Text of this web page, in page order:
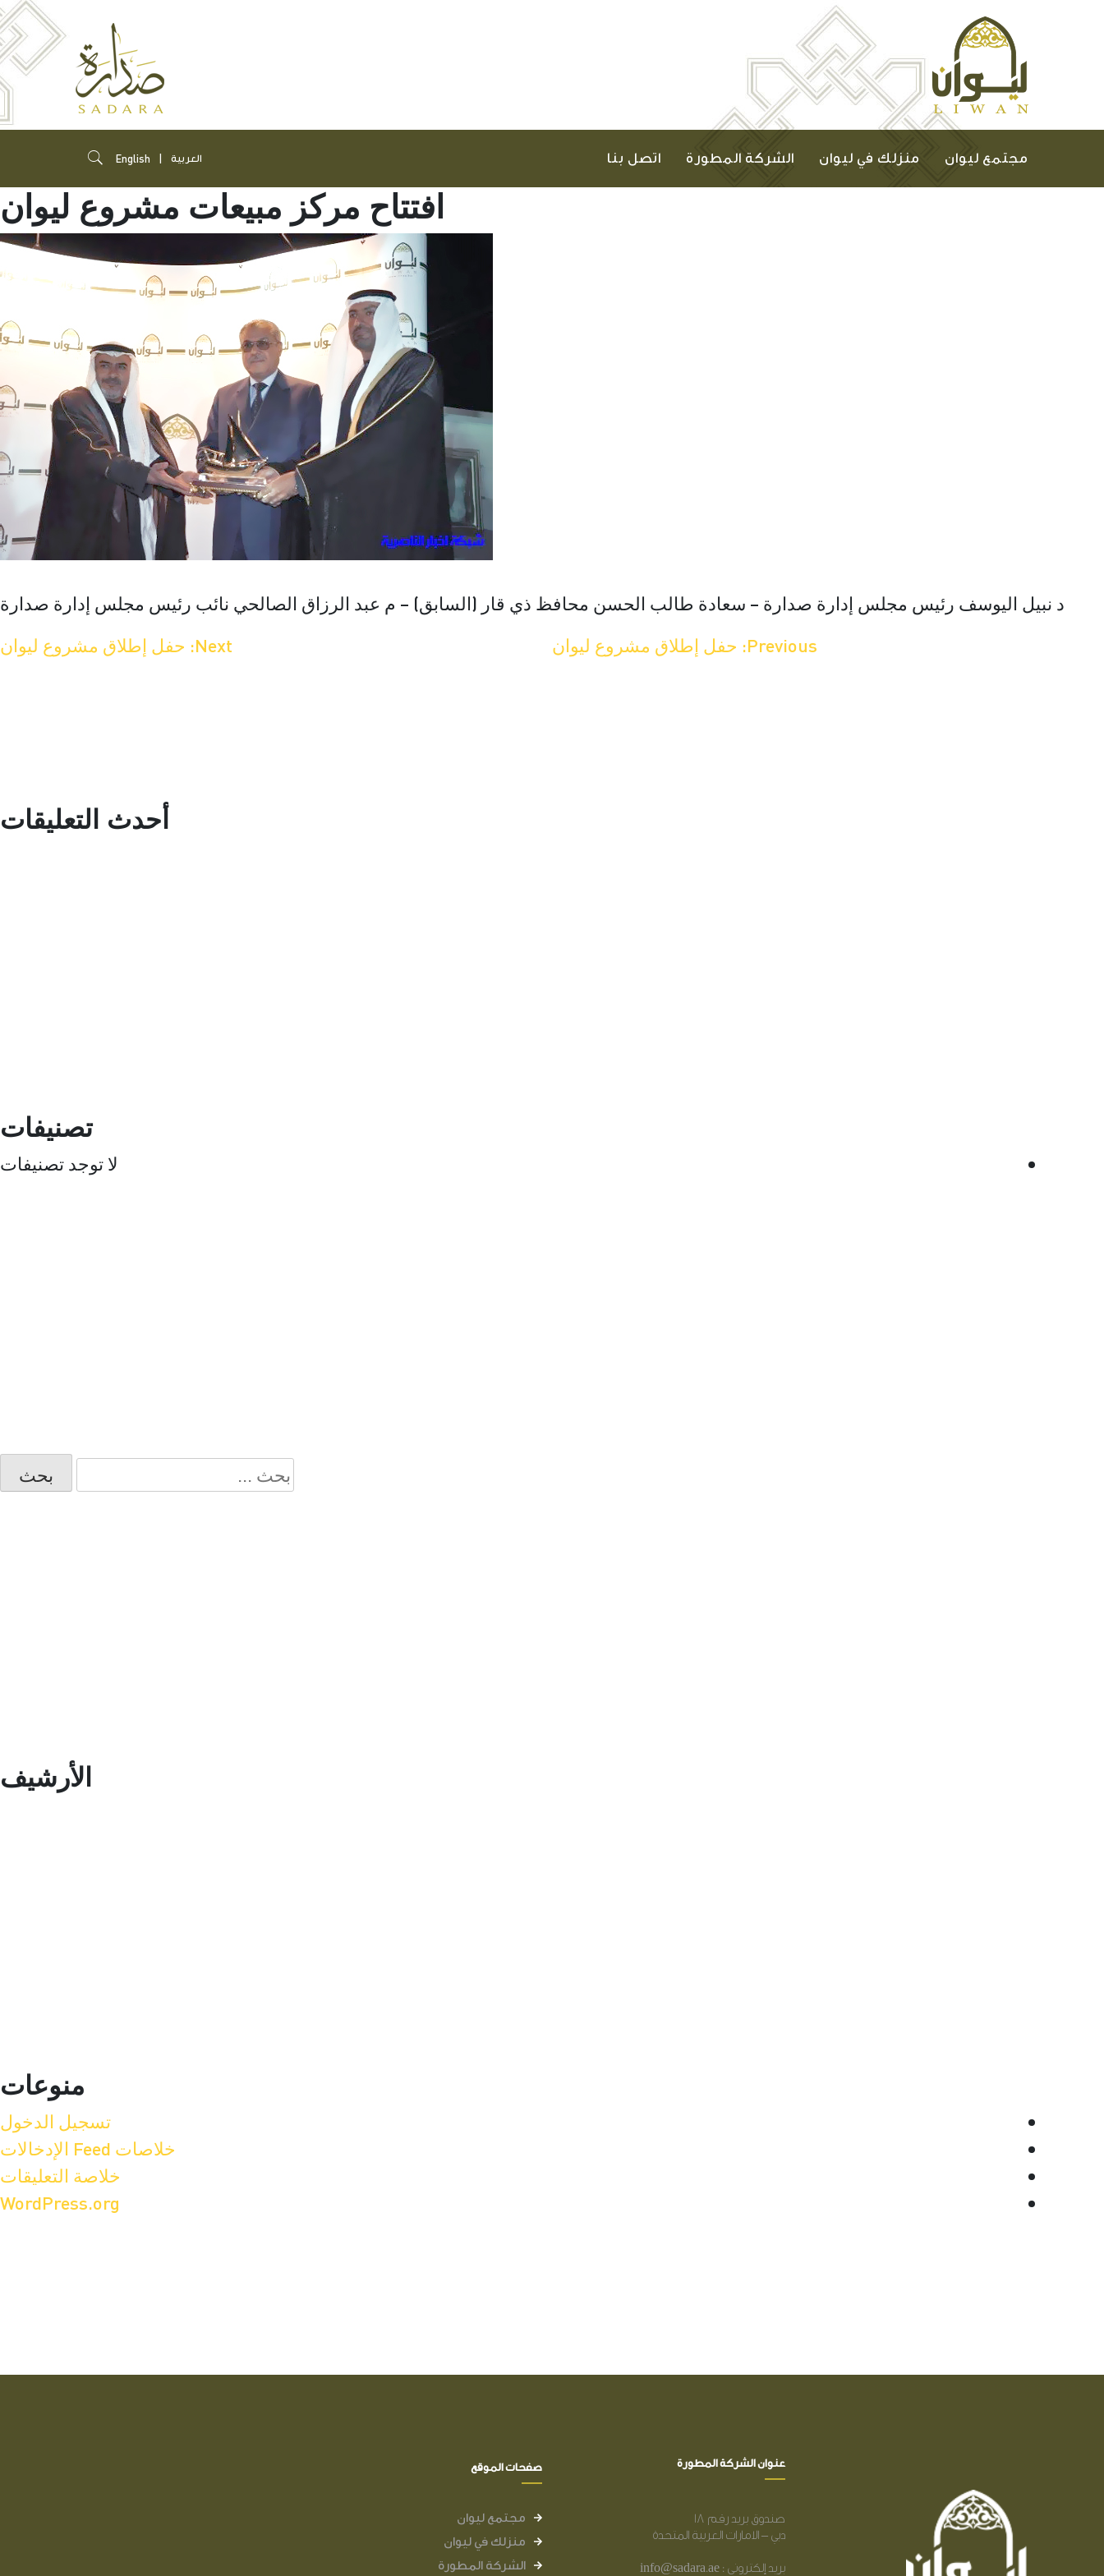
مجتمع ليوان منزلك في ليوان الشركة المطورة اتصل بنا English العربية
افتتاح مركز مبيعات مشروع ليوان
د نبيل اليوسف رئيس مجلس إدارة صدارة – سعادة طالب الحسن محافظ ذي قار (السابق) – م عبد الرزاق الصالحي نائب رئيس مجلس إدارة صدارة
Previous: حفل إطلاق مشروع ليوان Next: حفل إطلاق مشروع ليوان
أحدث التعليقات
تصنيفات
لا توجد تصنيفات
البحث
عن:
الأرشيف
منوعات
تسجيل الدخول
خلاصات Feed الإدخالات
خلاصة التعليقات
WordPress.org
عنوان الشركة المطورة
صندوق بريد رقم 18
دبي – الامارات العربية المتحدة
بريد إلكتروني : info@sadara.ae
صفحات الموقع
مجتمع ليوان
منزلك في ليوان
الشركة المطورة